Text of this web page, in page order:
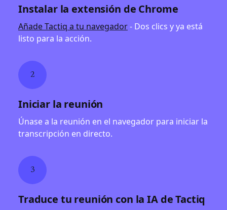
Instalar la extensión de Chrome
Añade Tactiq a tu navegador- Dos clics y ya está
listo para la acción.
2
Iniciar la reunión
Únase a la reunión en el navegador para iniciar la
transcripción en directo.
3
Traduce tu reunión con la IA de Tactiq